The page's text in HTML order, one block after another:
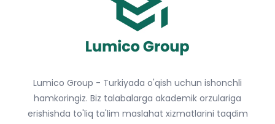
Lumico Group - Turkiyada o'qish uchun ishonchli
hamkoringiz. Biz talabalarga akademik orzulariga
erishishda to'liq ta'lim maslahat xizmatlarini taqdim